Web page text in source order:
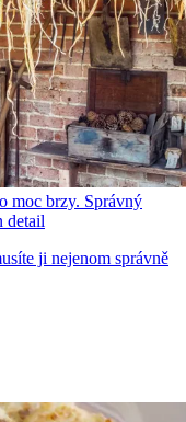
moc brzy. Správný
detail
ji nejenom správně